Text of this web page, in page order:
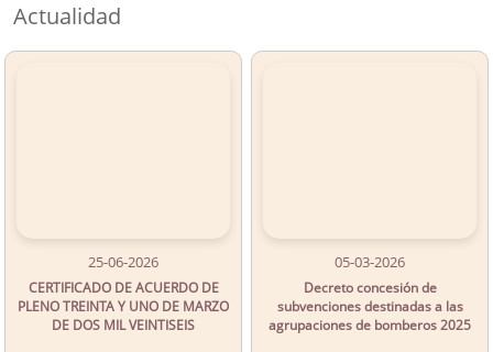
Actualidad
25-06-2026
CERTIFICADO DE ACUERDO DE
PLENO TREINTA Y UNO DE MARZO
DE DOS MIL VEINTISEIS
05-03-2026
Decreto concesión de
subvenciones destinadas a las
agrupaciones de bomberos 2025